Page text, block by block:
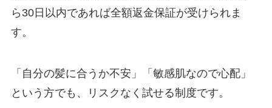
ら30日以内であれば全額返金保証が受けられま
す。
「自分の髪に合うか不安」「敏感肌なので心配」
という方でも、リスクなく試せる制度です。